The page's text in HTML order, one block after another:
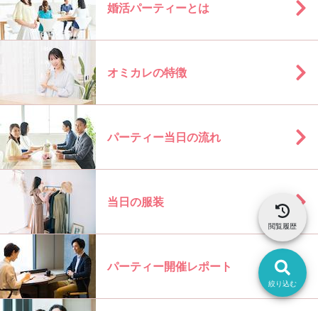
絞り込む
閲覧履歴
婚活パーティーとは
オミカレの特徴
パーティー当日の流れ
当日の服装
パーティー開催レポート